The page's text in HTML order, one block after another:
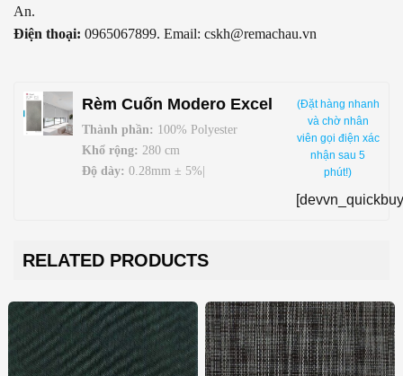
An.
Điện thoại: 0965067899. Email: cskh@remachau.vn
Rèm Cuốn Modero Excel
Thành phần: 100% Polyester
Khổ rộng: 280 cm
Độ dày: 0.28mm ± 5%|
Energy Saving
(Đặt hàng nhanh
và chờ nhân
viên gọi điện xác
nhận sau 5
phút!)
RELATED PRODUCTS